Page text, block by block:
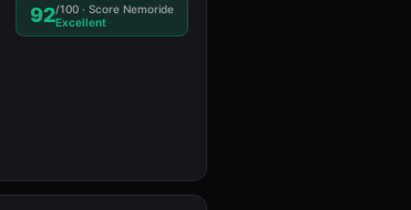
92/100 · Score Nemoride
Excellent